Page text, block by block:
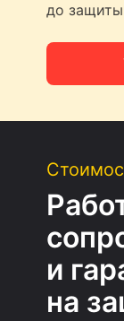
до
и
на